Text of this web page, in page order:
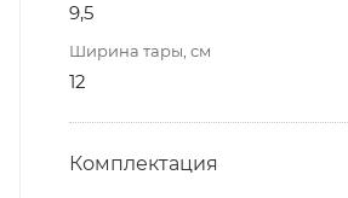
9,5
Ширина тары, см
12
Комплектация